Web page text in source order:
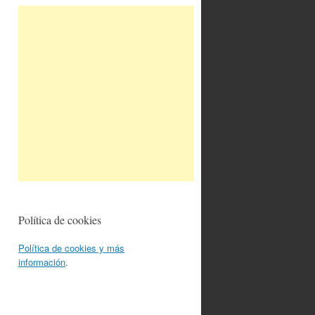
Política de cookies
Política de cookies y más
información.